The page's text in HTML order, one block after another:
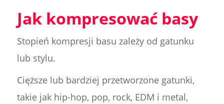
Jak kompresować basy
Stopień kompresji basu zależy od gatunku
lub stylu.
Cięższe lub bardziej przetworzone gatunki,
takie jak hip-hop, pop, rock, EDM i metal,